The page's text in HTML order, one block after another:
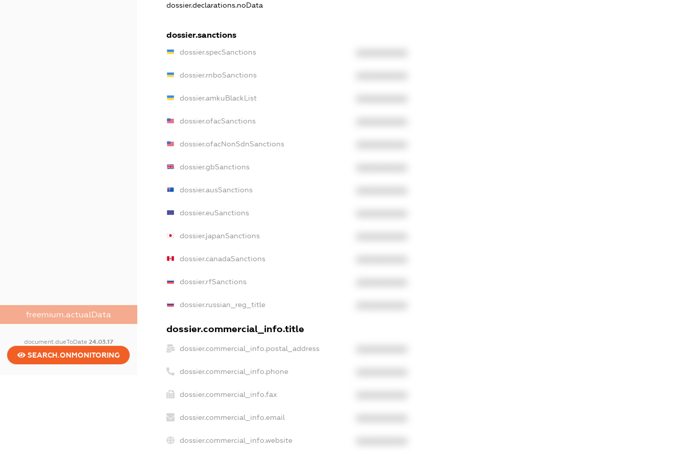
freemium.actualData
document.dueToDate 24.03.17
SEARCH.ONMONITORING
dossier.declarations.noData
dossier.sanctions
dossier.specSanctions
dossier.rnboSanctions
dossier.amkuBlackList
dossier.ofacSanctions
dossier.ofacNonSdnSanctions
dossier.gbSanctions
dossier.ausSanctions
dossier.euSanctions
dossier.japanSanctions
dossier.canadaSanctions
dossier.rfSanctions
dossier.russian_reg_title
dossier.commercial_info.title
dossier.commercial_info.postal_address
dossier.commercial_info.phone
dossier.commercial_info.fax
dossier.commercial_info.email
dossier.commercial_info.website